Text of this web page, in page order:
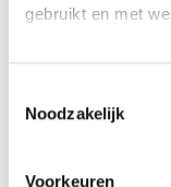
gebruikt en met
Als u het toestaat,
locatie, die tot
scannen op
Noodzakelijk
Voorkeuren
vertelwijze/
-ik verhaal;
van het